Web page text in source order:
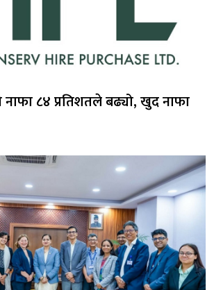
८४ प्रतिशतले बढ्यो, खुद नाफा